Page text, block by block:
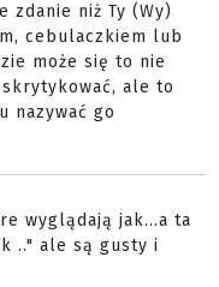
zdanie niż Ty (Wy)
cebulaczkiem lub
może się to nie
ale to
nazywać go
wyglądają jak...a ta
.." ale są gusty i